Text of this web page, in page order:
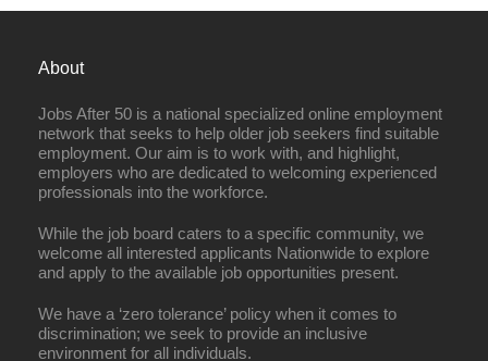
About
Jobs After 50 is a national specialized online employment
network that seeks to help older job seekers find suitable
employment. Our aim is to work with, and highlight,
employers who are dedicated to welcoming experienced
professionals into the workforce.
While the job board caters to a specific community, we
welcome all interested applicants Nationwide to explore
and apply to the available job opportunities present.
We have a ‘zero tolerance’ policy when it comes to
discrimination; we seek to provide an inclusive
environment for all individuals.